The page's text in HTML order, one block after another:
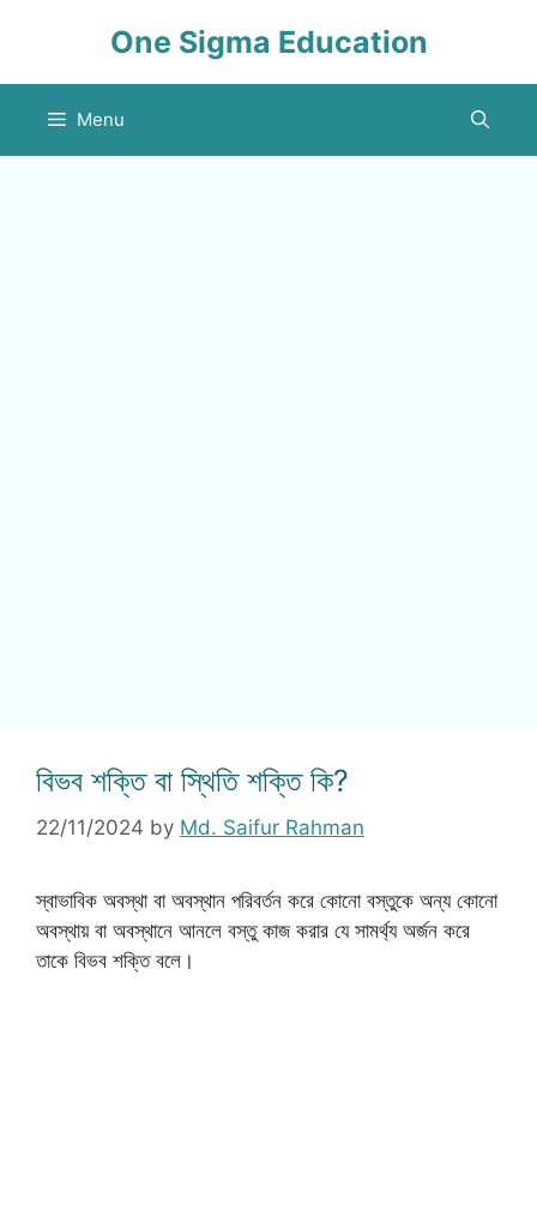
One Sigma Education
Menu
বিভব শক্তি বা স্থিতি শক্তি কি?
22/11/2024 by Md. Saifur Rahman
স্বাভাবিক অবস্থা বা অবস্থান পরিবর্তন করে কোনো বস্তুকে অন্য কোনো
অবস্থায় বা অবস্থানে আনলে বস্তু কাজ করার যে সামর্থ্য অর্জন করে
তাকে বিভব শক্তি বলে।